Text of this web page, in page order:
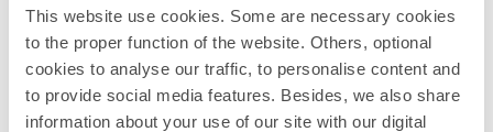
This website use cookies. Some are necessary cookies
to the proper function of the website. Others, optional
cookies to analyse our traffic, to personalise content and
to provide social media features. Besides, we also share
information about your use of our site with our digital